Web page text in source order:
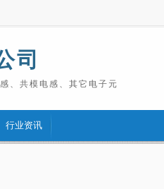
司
、共模电感、其它电子元
行业资讯